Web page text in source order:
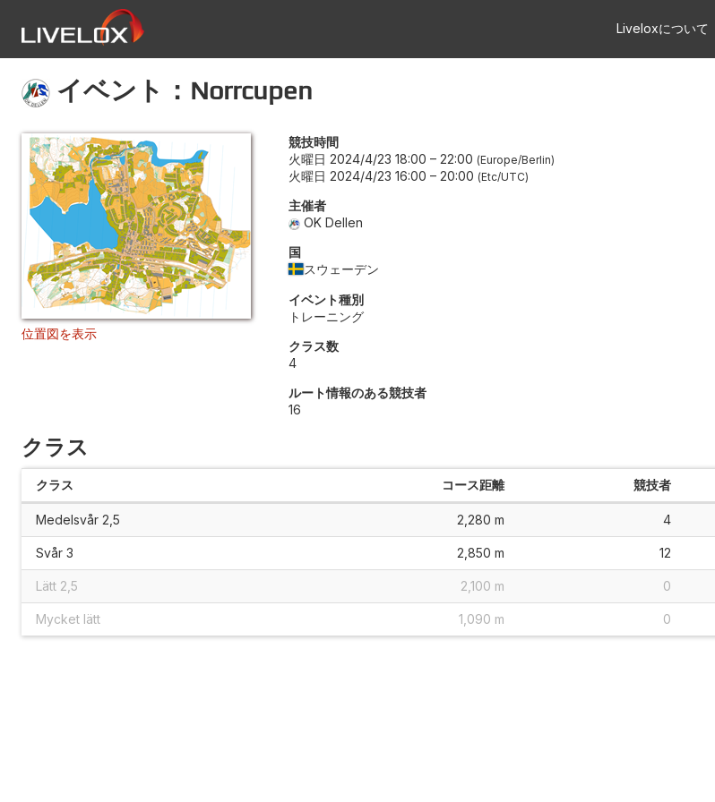
Liveloxについて
イベント：Norrcupen
位置図を表示
競技時間
火曜日 2024/4/23 18:00 – 22:00 Europe/Berlin
火曜日 2024/4/23 16:00 – 20:00 Etc/UTC
主催者
OK Dellen
国
スウェーデン
イベント種別
トレーニング
クラス数
4
ルート情報のある競技者
16
クラス
クラス コース距離 競技者
Medelsvår 2,5 2,280 m 4
Svår 3 2,850 m 12
Lätt 2,5 2,100 m 0
Mycket lätt 1,090 m 0